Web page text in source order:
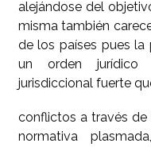
alejándose del
misma también
de los países pues la
un orden jurídico
jurisdiccional fuerte
conflictos a través de
normativa